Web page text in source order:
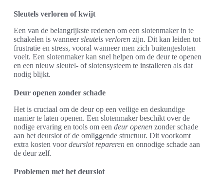
Sleutels verloren of kwijt
Een van de belangrijkste redenen om een slotenmaker in te
schakelen is wanneersleutels verloren zijn. Dit kan leiden tot
frustratie en stress, vooral wanneer men zich buitengesloten
voelt. Een slotenmaker kan snel helpen om de deur te openen
en een nieuw sleutel- of slotensysteem te installeren als dat
nodig blijkt.
Deur openen zonder schade
Het is cruciaal om de deur op een veilige en deskundige
manier te laten openen. Een slotenmaker beschikt over de
nodige ervaring en tools om een deur openen zonder schade
aan het deurslot of de omliggende structuur. Dit voorkomt
extra kosten voordeurslot repareren en onnodige schade aan
de deur zelf.
Problemen met het deurslot